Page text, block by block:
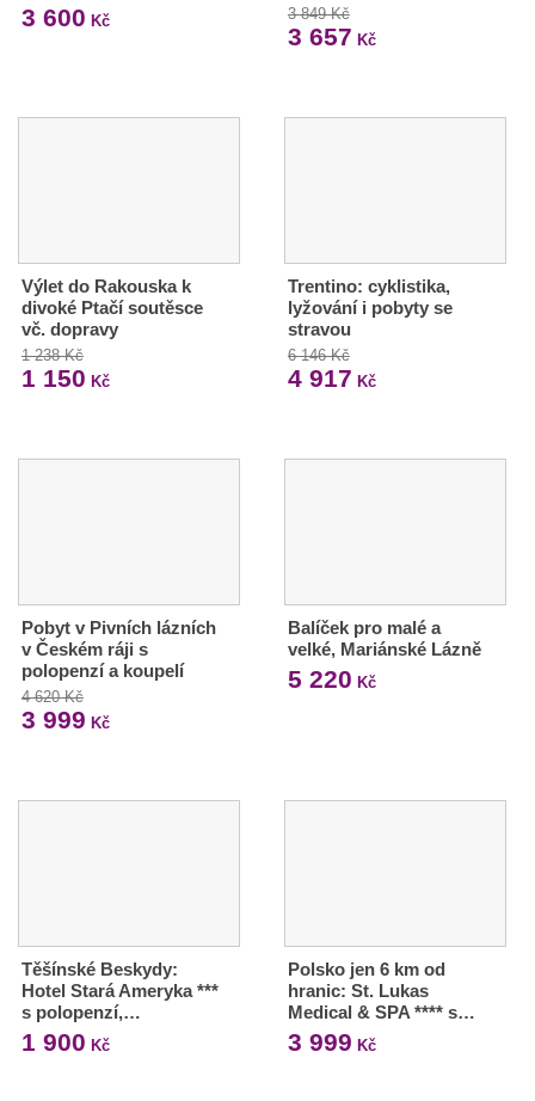
3 600 Kč 3 849 Kč
3 657 Kč
Výlet do Rakouska k
divoké Ptačí soutěsce
vč. dopravy
1 238 Kč
1 150 Kč
Trentino: cyklistika,
lyžování i pobyty se
stravou
6 146 Kč
4 917 Kč
Pobyt v Pivních lázních
v Českém ráji s
polopenzí a koupelí
4 620 Kč
3 999 Kč
Balíček pro malé a
velké, Mariánské Lázně
5 220 Kč
Těšínské Beskydy:
Hotel Stará Ameryka ***
s polopenzí,…
1 900 Kč
Polsko jen 6 km od
hranic: St. Lukas
Medical & SPA **** s…
3 999 Kč